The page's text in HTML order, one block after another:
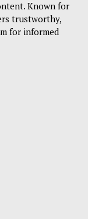
Known for
trustworthy,
for informed